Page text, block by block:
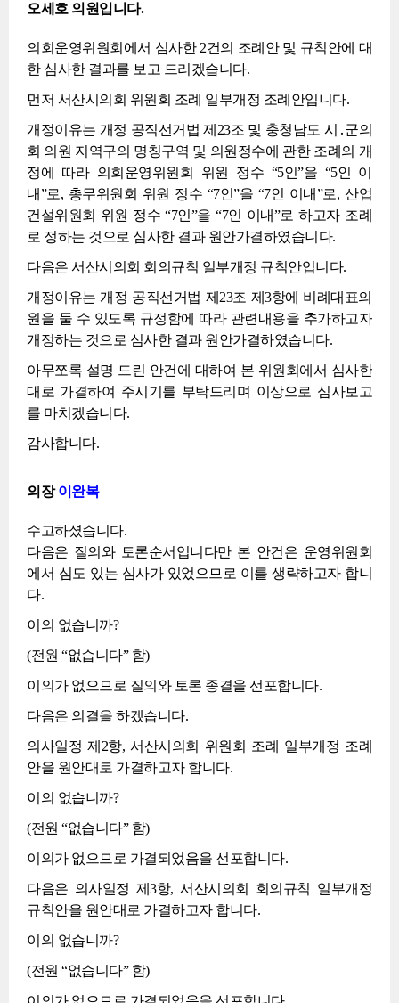
오세호 의원입니다.
의회운영위원회에서 심사한 2건의 조례안 및 규칙안에 대
한 심사한 결과를 보고 드리겠습니다.
먼저 서산시의회 위원회 조례 일부개정 조례안입니다.
개정이유는 개정 공직선거법 제23조 및 충청남도 시․군의
회 의원 지역구의 명칭구역 및 의원정수에 관한 조례의 개
정에 따라 의회운영위원회 위원 정수 “5인”을 “5인 이
내”로, 총무위원회 위원 정수 “7인”을 “7인 이내”로, 산업
건설위원회 위원 정수 “7인”을 “7인 이내”로 하고자 조례
로 정하는 것으로 심사한 결과 원안가결하였습니다.
다음은 서산시의회 회의규칙 일부개정 규칙안입니다.
개정이유는 개정 공직선거법 제23조 제3항에 비례대표의
원을 둘 수 있도록 규정함에 따라 관련내용을 추가하고자
개정하는 것으로 심사한 결과 원안가결하였습니다.
아무쪼록 설명 드린 안건에 대하여 본 위원회에서 심사한
대로 가결하여 주시기를 부탁드리며 이상으로 심사보고
를 마치겠습니다.
감사합니다.
의장이완복
수고하셨습니다.
다음은 질의와 토론순서입니다만 본 안건은 운영위원회
에서 심도 있는 심사가 있었으므로 이를 생략하고자 합니
다.
이의 없습니까?
(전원 “없습니다” 함)
이의가 없으므로 질의와 토론 종결을 선포합니다.
다음은 의결을 하겠습니다.
의사일정 제2항, 서산시의회 위원회 조례 일부개정 조례
안을 원안대로 가결하고자 합니다.
이의 없습니까?
(전원 “없습니다” 함)
이의가 없으므로 가결되었음을 선포합니다.
다음은 의사일정 제3항, 서산시의회 회의규칙 일부개정
규칙안을 원안대로 가결하고자 합니다.
이의 없습니까?
(전원 “없습니다” 함)